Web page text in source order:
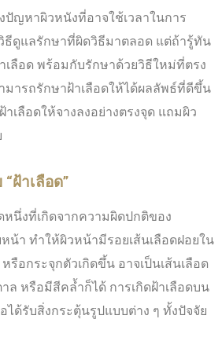
ปัญหาผิวหนังที่อาจใช้เวลาในการ
ธีดูแลรักษาที่ผิดวิธีมาตลอด แต่ถ้ารู้ทัน
เลือด พร้อมกับรักษาด้วยวิธีใหม่ที่ตรง
ารถรักษาฝ้าเลือดให้ได้ผลลัพธ์ที่ดีขึ้น
าเลือดให้จางลงอย่างตรงจุด แถมผิว
ฝ้าเลือด”
หนึ่งที่เกิดจากความผิดปกติของ
น้า ทำให้ผิวหน้ามีรอยเส้นเลือดฝอยใน
อกระจุกตัวเกิดขึ้น อาจเป็นเส้นเลือด
ล หรือมีสีคล้ำก็ได้ การเกิดฝ้าเลือดบน
ได้รับสิ่งกระตุ้นรูปแบบต่าง ๆ ทั้งปัจจัย